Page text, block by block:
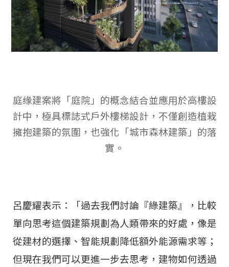
庭缘建案將「庭院」的概念結合並應用於高樓設
計中，極具標誌式戶外樓梯設計，不僅創造植栽
擁抱建築的氛圍，也強化「城市森林建築」的落
實。
呂慶耀表示：「過去我們討論『綠建築』，比較
單向思考這個建築規劃為人類帶來的好處，像是
從建材的選擇、智能規劃降低額外能源需求等；
但現在我們可以更進一步去思考，建物如何透過